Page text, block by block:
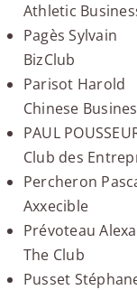
Athletic
Pagès Sylvain
BizClub
Parisot Harold
Chinese
PAUL
Club des
Percheron
Axxecible
Prévoteau
The Club
Pusset